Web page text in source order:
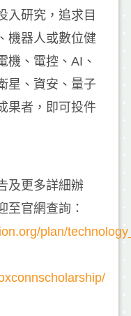
入研究，追求目
機器人或數位健
機、電控、AI、
星、資安、量子
果者，即可投件
及更多詳細辦
至官網查詢：
plan/